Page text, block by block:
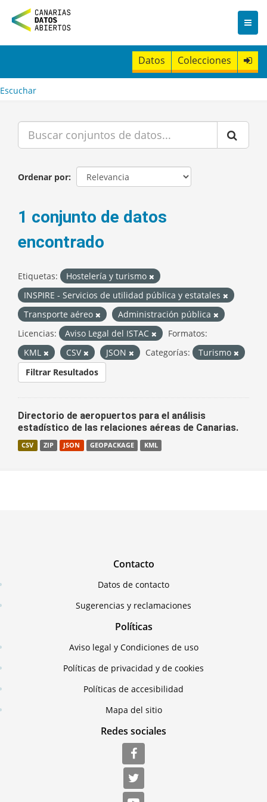
n
t
Datos Colecciones
Escuchar
Ordenar por
1 conjunto de datos
encontrado
Etiquetas:
Hostelería y turismo
INSPIRE - Servicios de utilidad pública y estatales
Transporte aéreo
Administración pública
Licencias:
Aviso Legal del ISTAC
Formatos:
KML
CSV JSON Categorías:
Turismo
Filtrar Resultados
Directorio de aeropuertos para el análisis
estadístico de las relaciones aéreas de Canarias.
CSV ZIP JSON GEOPACKAGE KML
Contacto
Datos de contacto
Sugerencias y reclamaciones
Políticas
Aviso legal y Condiciones de uso
Políticas de privacidad y de cookies
Políticas de accesibilidad
Mapa del sitio
Redes sociales